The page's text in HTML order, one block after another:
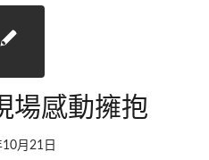
場感動擁抱
月21日